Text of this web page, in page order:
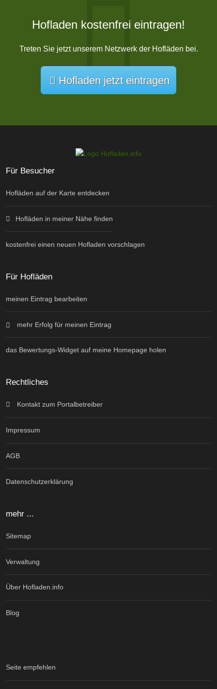
Hofladen kostenfrei eintragen!
Treten Sie jetzt unserem Netzwerk der Hofläden bei.
Hofladen jetzt eintragen
Für Besucher
Hofläden auf der Karte entdecken
Hofläden in meiner Nähe finden
kostenfrei einen neuen Hofladen vorschlagen
Für Hofläden
meinen Eintrag bearbeiten
mehr Erfolg für meinen Eintrag
das Bewertungs-Widget auf meine Homepage holen
Rechtliches
Kontakt zum Portalbetreiber
Impressum
AGB
Datenschutzerklärung
mehr ...
Sitemap
Verwaltung
Über Hofladen.info
Blog
Seite empfehlen